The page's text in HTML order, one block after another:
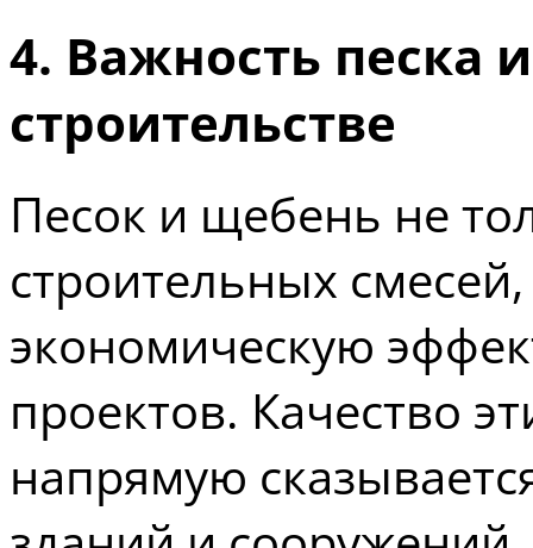
4. Важность песка
строительстве
Песок и щебень не
строительных
экономическую
проектов. Качество
напрямую